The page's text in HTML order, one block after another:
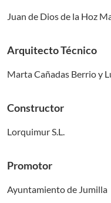
Juan de Dios de la Hoz
Arquitecto Técnico
Marta Cañadas Berrio y
Constructor
Lorquimur S.L.
Promotor
Ayuntamiento de Jumilla